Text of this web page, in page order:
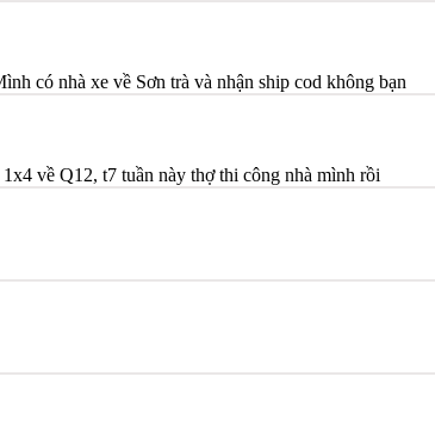
có nhà xe về Sơn trà và nhận ship cod không bạn
về Q12, t7 tuần này thợ thi công nhà mình rồi